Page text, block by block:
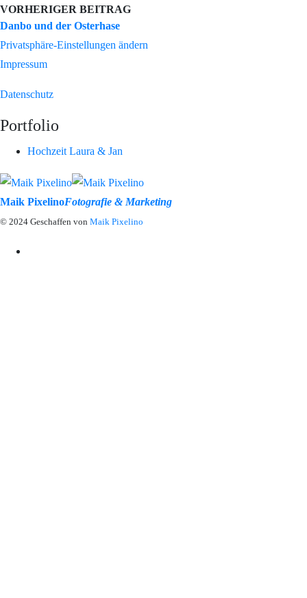
VORHERIGER BEITRAG
Danbo und der Osterhase
Privatsphäre-Einstellungen ändern
Impressum
Datenschutz
Portfolio
Hochzeit Laura & Jan
Maik PixelinoFotografie & Marketing
© 2024 Geschaffen von Maik Pixelino